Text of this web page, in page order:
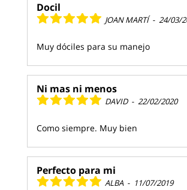
Docil
JOAN MARTÍ - 24/03/
Muy dóciles para su manejo
Ni mas ni menos
DAVID - 22/02/2020
Como siempre. Muy bien
Perfecto para mi
ALBA - 11/07/2019